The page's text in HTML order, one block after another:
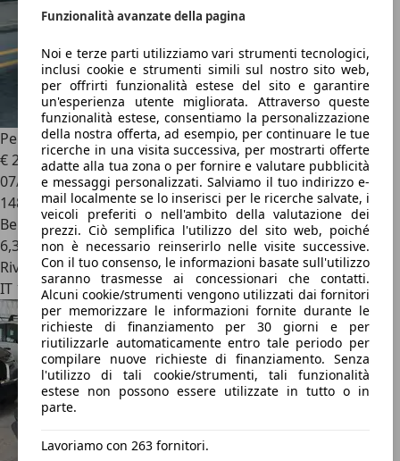
Funzionalità avanzate della pagina
Noi e terze parti utilizziamo vari strumenti tecnologici,
inclusi cookie e strumenti simili sul nostro sito web,
per offrirti funzionalità estese del sito e garantire
un'esperienza utente migliorata. Attraverso queste
funzionalità estese, consentiamo la personalizzazione
della nostra offerta, ad esempio, per continuare le tue
ricerche in una visita successiva, per mostrarti offerte
adatte alla tua zona o per fornire e valutare pubblicità
e messaggi personalizzati. Salviamo il tuo indirizzo e-
mail localmente se lo inserisci per le ricerche salvate, i
veicoli preferiti o nell'ambito della valutazione dei
prezzi. Ciò semplifica l'utilizzo del sito web, poiché
non è necessario reinserirlo nelle visite successive.
Con il tuo consenso, le informazioni basate sull'utilizzo
saranno trasmesse ai concessionari che contatti.
Alcuni cookie/strumenti vengono utilizzati dai fornitori
per memorizzare le informazioni fornite durante le
richieste di finanziamento per 30 giorni e per
riutilizzarle automaticamente entro tale periodo per
compilare nuove richieste di finanziamento. Senza
l'utilizzo di tali cookie/strumenti, tali funzionalità
estese non possono essere utilizzate in tutto o in
parte.
Lavoriamo con 263 fornitori.
Peugeot 2071.4 8V 75CV 5p. X Line - TASSO ZERO
€ 2.300
07/2009
148.000 km
Benzina
6,3 l/100 km (comb.)
Rivenditore
IT 10126